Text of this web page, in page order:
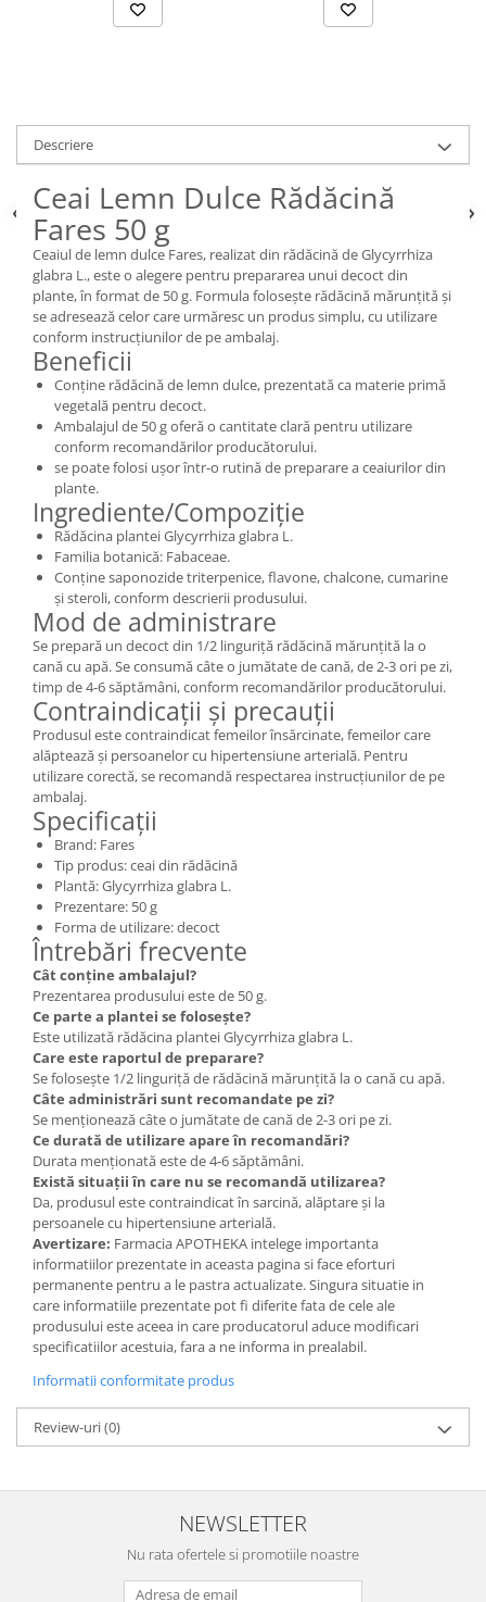
Descriere
Ceai Lemn Dulce Rădăcină
Fares 50 g
Ceaiul de lemn dulce Fares, realizat din rădăcină de Glycyrrhiza
glabra L., este o alegere pentru prepararea unui decoct din
plante, în format de 50 g. Formula folosește rădăcină mărunțită și
se adresează celor care urmăresc un produs simplu, cu utilizare
conform instrucțiunilor de pe ambalaj.
Beneficii
Conține rădăcină de lemn dulce, prezentată ca materie primă
vegetală pentru decoct.
Ambalajul de 50 g oferă o cantitate clară pentru utilizare
conform recomandărilor producătorului.
se poate folosi ușor într-o rutină de preparare a ceaiurilor din
plante.
Ingrediente/Compoziție
Rădăcina plantei Glycyrrhiza glabra L.
Familia botanică: Fabaceae.
Conține saponozide triterpenice, flavone, chalcone, cumarine
și steroli, conform descrierii produsului.
Mod de administrare
Se prepară un decoct din 1/2 linguriță rădăcină mărunțită la o
cană cu apă. Se consumă câte o jumătate de cană, de 2-3 ori pe zi,
timp de 4-6 săptămâni, conform recomandărilor producătorului.
Contraindicații și precauții
Produsul este contraindicat femeilor însărcinate, femeilor care
alăptează și persoanelor cu hipertensiune arterială. Pentru
utilizare corectă, se recomandă respectarea instrucțiunilor de pe
ambalaj.
Specificații
Brand: Fares
Tip produs: ceai din rădăcină
Plantă: Glycyrrhiza glabra L.
Prezentare: 50 g
Forma de utilizare: decoct
Întrebări frecvente
Cât conține ambalajul?
Prezentarea produsului este de 50 g.
Ce parte a plantei se folosește?
Este utilizată rădăcina plantei Glycyrrhiza glabra L.
Care este raportul de preparare?
Se folosește 1/2 linguriță de rădăcină mărunțită la o cană cu apă.
Câte administrări sunt recomandate pe zi?
Se menționează câte o jumătate de cană de 2-3 ori pe zi.
Ce durată de utilizare apare în recomandări?
Durata menționată este de 4-6 săptămâni.
Există situații în care nu se recomandă utilizarea?
Da, produsul este contraindicat în sarcină, alăptare și la
persoanele cu hipertensiune arterială.
Avertizare: Farmacia APOTHEKA intelege importanta
informatiilor prezentate in aceasta pagina si face eforturi
permanente pentru a le pastra actualizate. Singura situatie in
care informatiile prezentate pot fi diferite fata de cele ale
produsului este aceea in care producatorul aduce modificari
specificatiilor acestuia, fara a ne informa in prealabil.
Informatii conformitate produs
Review-uri(0)
NEWSLETTER
Nu rata ofertele si promotiile noastre